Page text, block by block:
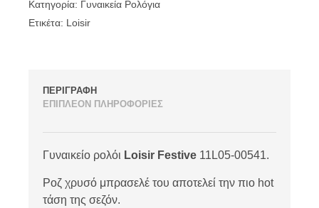
Κατηγορία: Γυναικεία Ρολόγια
Ετικέτα: Loisir
ΠΕΡΙΓΡΑΦΗ
ΕΠΙΠΛΕΟΝ ΠΛΗΡΟΦΟΡΙΕΣ
Γυναικείο ρολόι Loisir Festive 11L05-00541.
Ροζ χρυσό μπρασελέ του αποτελεί την πιο hot
τάση της σεζόν.